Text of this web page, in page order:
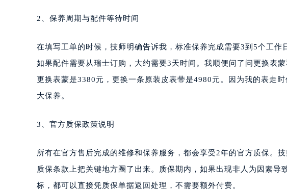
2、保养周期与配件等待时间
在填写工单的时候，技师明确告诉我，标准保养完成需要3到5个工作
如果配件需要从瑞士订购，大约需要3天时间。我顺便问了问更换表
更换表蒙是3380元，更换一条原装皮表带是4980元。因为我的表走
大保养。
3、官方质保政策说明
所有在官方售后完成的维修和保养服务，都会享受2年的官方质保。
质保条款上把关键地方圈了出来。质保期内，如果出现非人为因素导
标，都可以直接凭质保单据返回处理，不需要额外付费。